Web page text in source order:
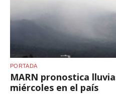
PORTADA
MARN pronostica
miércoles en el país